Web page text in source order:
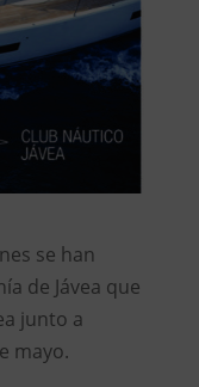
se han
de Jávea que
junto a
mayo.